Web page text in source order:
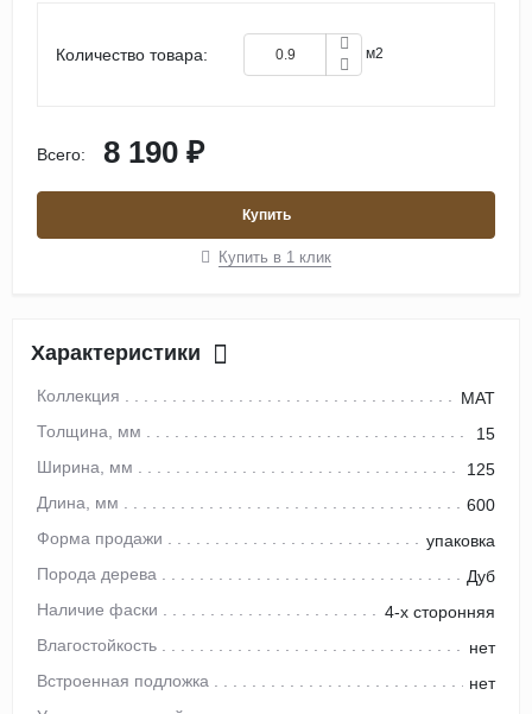
Количество товара: м2
Всего: 8 190 ₽
Купить
Купить в 1 клик
Характеристики
Коллекция
MAT
Толщина, мм
15
Ширина, мм
125
Длина, мм
600
Форма продажи
упаковка
Порода дерева
Дуб
Наличие фаски
4-х сторонняя
Влагостойкость
нет
Встроенная подложка
нет